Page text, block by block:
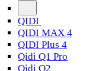
QIDI
QIDI MAX 4
QIDI Plus 4
Qidi Q1 Pro
Qidi Q2